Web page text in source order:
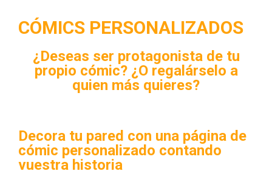
CÓMICS PERSONALIZADOS​
¿Deseas ser protagonista de tu
propio cómic? ¿O regalárselo a
quien más quieres?​
Decora tu pared con una página de
cómic personalizado contando
vuestra historia